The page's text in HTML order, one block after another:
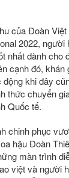
của Đoàn
2022,
nhất dành cho
cạnh đó, khán
khi đây
thức chuyển
Quốc tế.
chinh phục
hậu Đoàn
màn trình
việt và người